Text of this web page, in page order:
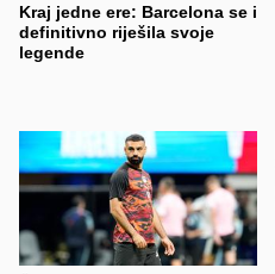
Kraj jedne ere: Barcelona se i
definitivno riješila svoje
legende